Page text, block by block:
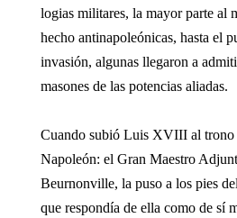
logias militares, la mayor parte al
hecho antinapoleónicas, hasta el
invasión, algunas llegaron a
masones de las potencias aliadas.
Cuando subió Luis XVIII al trono
Napoleón: el Gran Maestro
Beurnonville, la puso a los pies
que respondía de ella como de sí